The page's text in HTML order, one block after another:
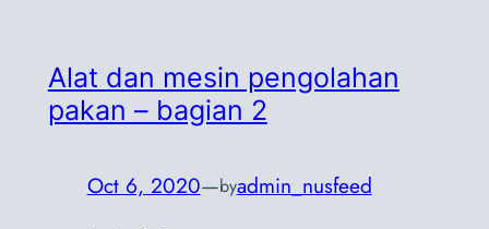
Alat dan mesin pengolahan
pakan – bagian 2
Oct 6, 2020—byadmin_nusfeed